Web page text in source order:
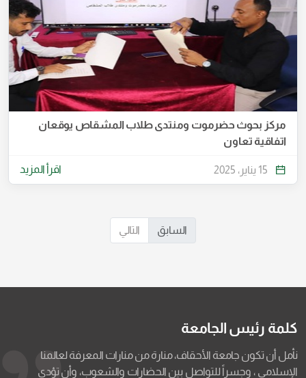
مركز بحوث حضرموت ومنتدى طلاب المشقاص يوقعان
اتفاقية تعاون
15 يناير، 2025 اقرأ المزيد
السابق التالي
كلمة رئيس الجامعة
نأمل أن تكون جامعة الأحقاف، منارة من منارات المعرفة لعالمنا
الإسلامي ، وجسراً للتواصل بين الحضارات والشعوب، وأن تؤدي